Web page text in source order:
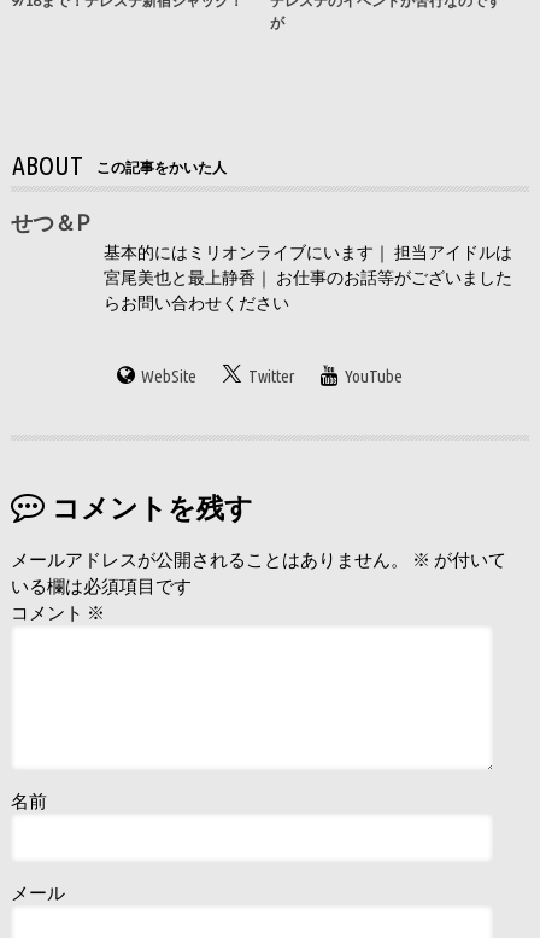
が
ABOUT この記事をかいた人
せつ＆P
基本的にはミリオンライブにいます｜ 担当アイドルは
宮尾美也と最上静香｜ お仕事のお話等がございました
らお問い合わせください
WebSite Twitter YouTube
コメントを残す
メールアドレスが公開されることはありません。 ※ が付いて
いる欄は必須項目です
コメント ※
名前
メール